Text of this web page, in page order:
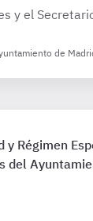
y el
de
y Régimen
del